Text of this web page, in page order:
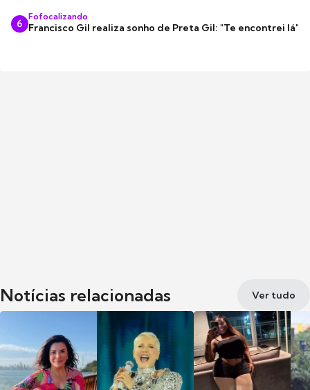
6
Fofocalizando
Francisco Gil realiza sonho de Preta Gil: "Te encontrei lá"
Notícias relacionadas Ver tudo